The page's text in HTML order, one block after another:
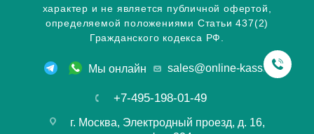
характер и не является публичной офертой,
определяемой положениями Статьи 437(2)
Гражданского кодекса РФ.
Мы онлайн sales@online-kassa.info
+7-495-198-01-49
г. Москва, Электродный проезд, д. 16,